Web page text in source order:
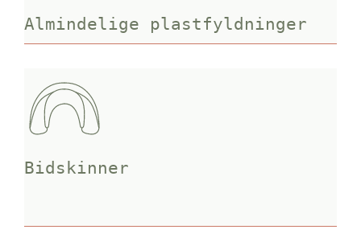
Almindelige plastfyldninger
Bidskinner